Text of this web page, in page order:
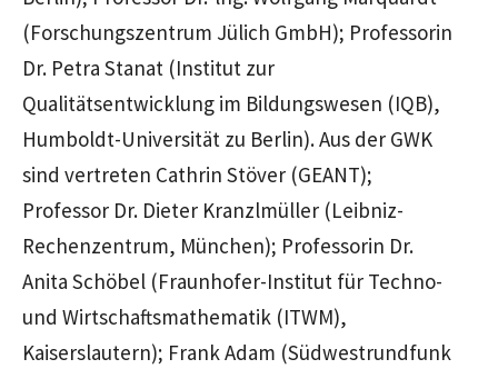
(Forschungszentrum Jülich GmbH); Professorin
Dr. Petra Stanat (Institut zur
Qualitätsentwicklung im Bildungswesen (IQB),
Humboldt-Universität zu Berlin). Aus der GWK
sind vertreten Cathrin Stöver (GEANT);
Professor Dr. Dieter Kranzlmüller (Leibniz-
Rechenzentrum, München); Professorin Dr.
Anita Schöbel (Fraunhofer-Institut für Techno-
und Wirtschaftsmathematik (ITWM),
Kaiserslautern); Frank Adam (Südwestrundfunk